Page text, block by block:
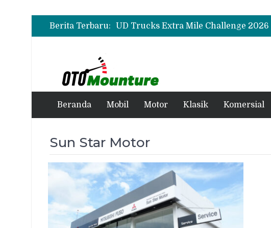
Berita Terbaru:
Beranda Mobil Motor Klasik Komersial
Sun Star Motor